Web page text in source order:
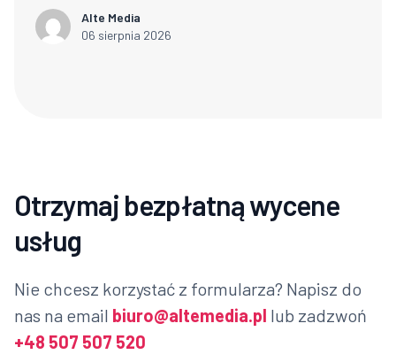
Alte Media
06 sierpnia 2026
Otrzymaj bezpłatną wycene
usług
Nie chcesz korzystać z formularza? Napisz do
nas na email biuro@altemedia.pl lub zadzwoń
+48 507 507 520